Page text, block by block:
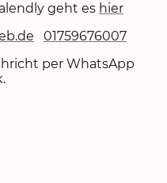
geht es hier
01759676007
per WhatsApp